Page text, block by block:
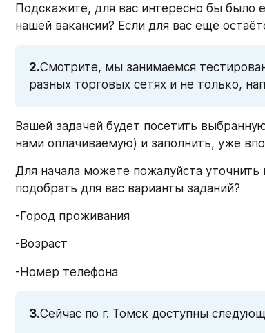
Подскажите, для вас интересно бы было
нашей вакансии? Если для вас ещё
2.Смотрите, мы занимаемся
разных торговых сетях и не только,
Вашей задачей будет посетить
нами оплачиваемую) и заполнить, уже
Для начала можете пожалуйста
подобрать для вас варианты заданий?
-Город проживания
-Возраст
-Номер телефона
3.Сейчас по г. Томск доступны